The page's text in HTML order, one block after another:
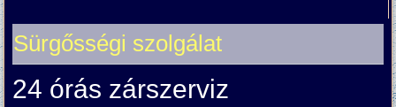
Sürgősségi szolgálat
24 órás zárszerviz